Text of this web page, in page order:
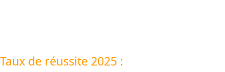
Taux de réussite 2025 :